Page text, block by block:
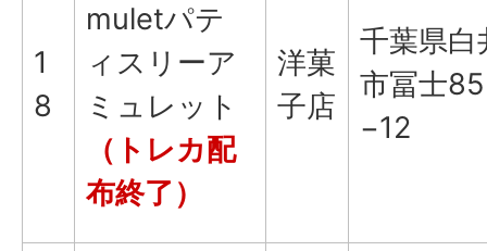
1
8
muletパテ
ィスリーア
ミュレット
（トレカ配
布終了）
洋菓
子店
千葉県白
市冨士85
−12